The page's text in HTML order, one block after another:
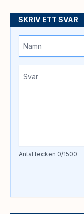
SKRIV ETT SVAR
Antal tecken 0/1500